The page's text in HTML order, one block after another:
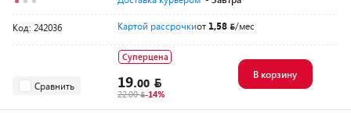
Код: 242036 Картой рассрочкиот 1,58 /мес
Сравнить
Суперцена
19.00
22.00 -14%
В корзину